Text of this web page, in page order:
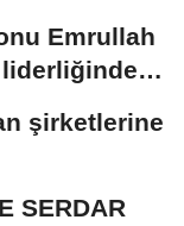
Emrullah
şirketlerine
SERDAR